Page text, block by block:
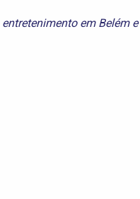
entretenimento em Beléme